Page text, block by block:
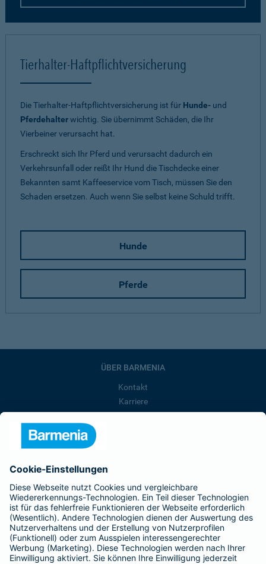
Tierhalter-Haftpflichtversicherung
Die Tierhalter-Haftpflichtversicherung ist für Hunde- und
Pferdehalterwichtig. Sie übernimmt Schäden, die Ihr
Vierbeiner verursacht hat.
Erschreckt sich Ihr Pferd und verursacht dadurch ein
Verkehrsunfall oder reißt Ihr Hund die Tischdecke einer
Bekannten samt Kaffeeservice vom Tisch, müssen Sie den
Schaden ersetzen. Auch wenn Sie selbst keine Schuld trifft.
Hunde
Pferde
ÜBER BARMENIA
Kontakt
Karriere
Barmenia ist Teil der BarmeniaGothaer
BELIEBTE SEITEN
Kranken-Zusatzversicherung
Tierversicherungen
Haftpflichtversicherung
Hausratversicherung